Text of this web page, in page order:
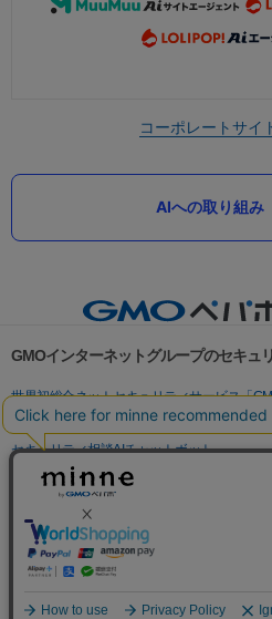
コーポレートサイ
AIへの取り組み
GMOインターネットグループのセキュ
世界初総合ネットセキュリティサービス「
パスワード漏洩診断
Webサイトリスク診
セキュリティ相談AIチャットボット
実在証明・盗聴対策
サイバー攻撃対策（GMO Flatt Security）
セキュリティ事業の軌跡